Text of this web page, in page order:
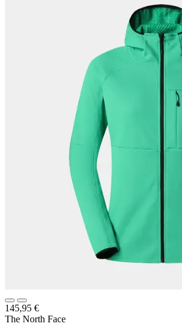
145,95 €
The North Face